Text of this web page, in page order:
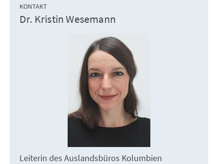
KONTAKT
Dr. Kristin Wesemann
Leiterin des Auslandsbüros Kolumbien